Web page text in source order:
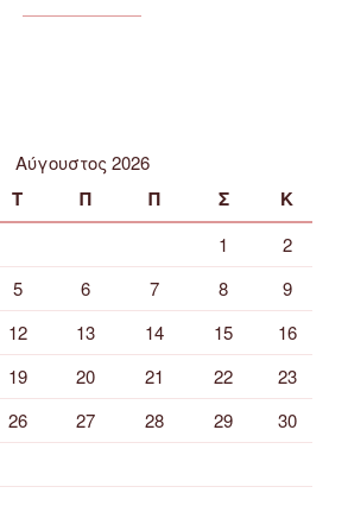
Αύγουστος 2026
Τ Π Π Σ Κ
1
2
5 6 7 8
9
12 13 14 15
16
19 20 21 22
23
26 27 28 29
30